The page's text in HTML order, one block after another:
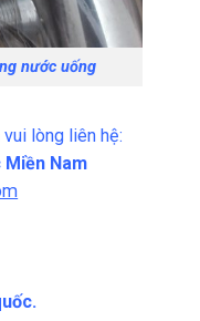
nước uống
lòng liên hệ:
Miền Nam